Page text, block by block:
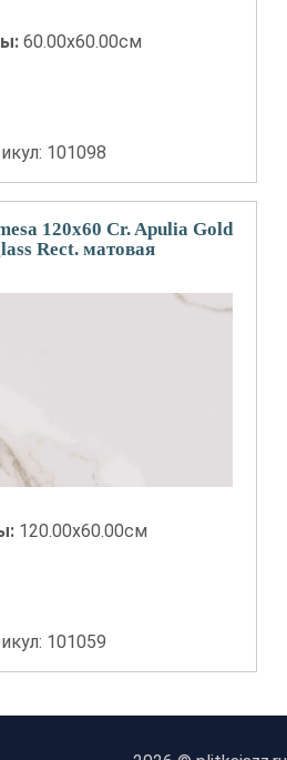
60.00x60.00см
101098
120x60 Cr. Apulia Gold
Rect. матовая
120.00x60.00см
101059